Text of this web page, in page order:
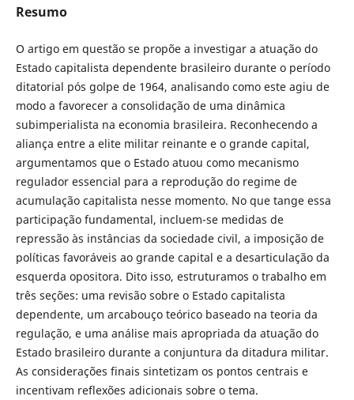
Resumo
O artigo em questão se propõe a investigar a atuação do
Estado capitalista dependente brasileiro durante o período
ditatorial pós golpe de 1964, analisando como este agiu de
modo a favorecer a consolidação de uma dinâmica
subimperialista na economia brasileira. Reconhecendo a
aliança entre a elite militar reinante e o grande capital,
argumentamos que o Estado atuou como mecanismo
regulador essencial para a reprodução do regime de
acumulação capitalista nesse momento. No que tange essa
participação fundamental, incluem-se medidas de
repressão às instâncias da sociedade civil, a imposição de
políticas favoráveis ao grande capital e a desarticulação da
esquerda opositora. Dito isso, estruturamos o trabalho em
três seções: uma revisão sobre o Estado capitalista
dependente, um arcabouço teórico baseado na teoria da
regulação, e uma análise mais apropriada da atuação do
Estado brasileiro durante a conjuntura da ditadura militar.
As considerações finais sintetizam os pontos centrais e
incentivam reflexões adicionais sobre o tema.